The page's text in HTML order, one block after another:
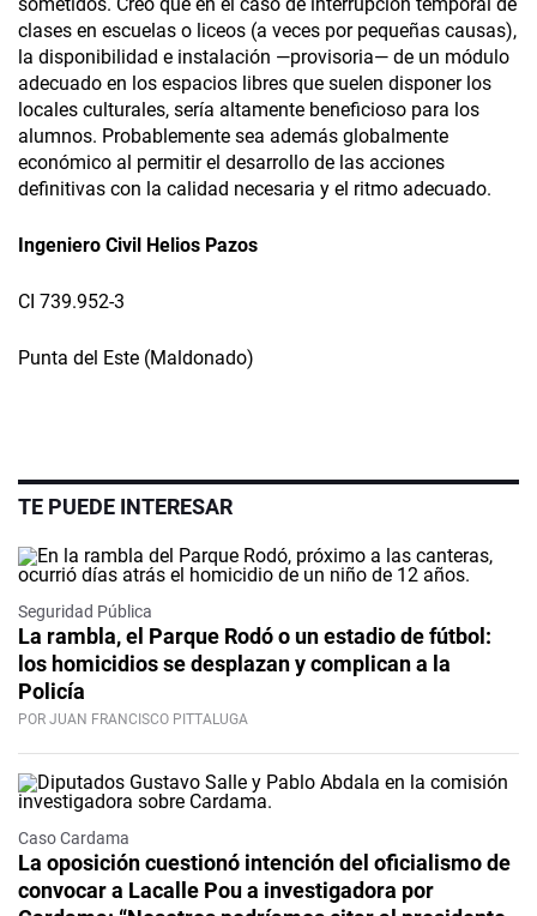
clases en escuelas o liceos (a veces por pequeñas causas),
la disponibilidad e instalación —provisoria— de un módulo
adecuado en los espacios libres que suelen disponer los
locales culturales, sería altamente beneficioso para los
alumnos. Probablemente sea además globalmente
económico al permitir el desarrollo de las acciones
definitivas con la calidad necesaria y el ritmo adecuado.
Ingeniero Civil Helios Pazos
CI 739.952-3
Punta del Este (Maldonado)
TE PUEDE INTERESAR
Seguridad Pública
La rambla, el Parque Rodó o un estadio de fútbol:
los homicidios se desplazan y complican a la
Policía
POR JUAN FRANCISCO PITTALUGA
Caso Cardama
La oposición cuestionó intención del oficialismo de
convocar a Lacalle Pou a investigadora por